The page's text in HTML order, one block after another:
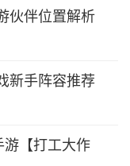
伙伴位置解析
新手阵容推荐
游【打工大作